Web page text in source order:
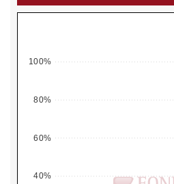
40%
60%
80%
100%